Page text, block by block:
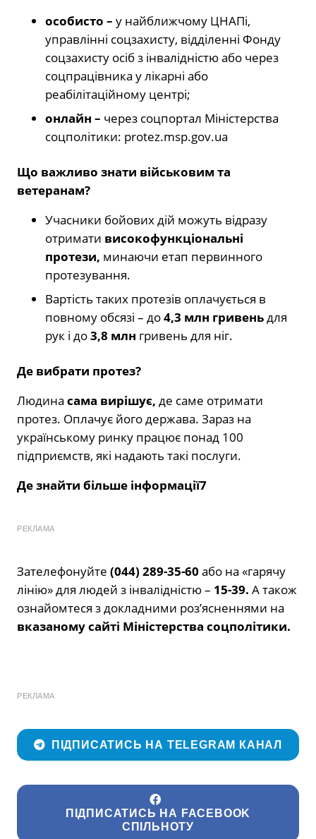
особисто – у найближчому ЦНАПі,
управлінні соцзахисту, відділенні Фонду
соцзахисту осіб з інвалідністю або через
соцпрацівника у лікарні або
реабілітаційному центрі;
онлайн – через соцпортал Міністерства
соцполітики: protez.msp.gov.ua
Що важливо знати військовим та
ветеранам?
Учасники бойових дій можуть відразу
отримати високофункціональні
протези, минаючи етап первинного
протезування.
Вартість таких протезів оплачується в
повному обсязі – до4,3 млн гривеньдля
рук і до3,8 млн гривень для ніг.
Де вибрати протез?
Людина сама вирішує, де саме отримати
протез. Оплачує його держава. Зараз на
українському ринку працює понад 100
підприємств, які надають такі послуги.
Де знайти більше інформації7
РЕКЛАМА
Зателефонуйте (044) 289-35-60 або на «гарячу
лінію» для людей з інвалідністю – 15-39. А також
ознайомтеся з докладними роз’ясненнями на
вказаному сайті Міністерства соцполітики.
РЕКЛАМА
ПІДПИСАТИСЬ НА TELEGRAM КАНАЛ
ПІДПИСАТИСЬ НА FACEBOOK
СПІЛЬНОТУ